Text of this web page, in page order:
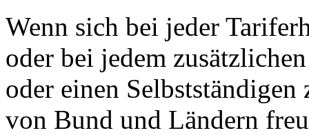
Wenn sich bei jeder
oder bei jedem
oder einen
von Bund und Ländern